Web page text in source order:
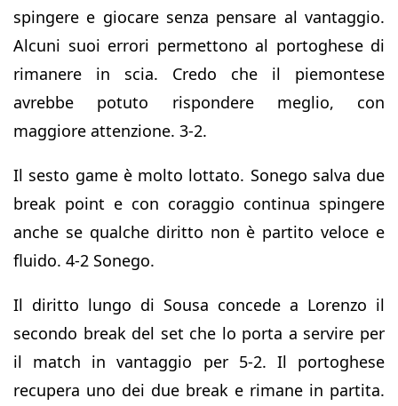
spingere e giocare senza pensare al vantaggio.
Alcuni suoi errori permettono al portoghese di
rimanere in scia. Credo che il piemontese
avrebbe potuto rispondere meglio, con
maggiore attenzione. 3-2.
Il sesto game è molto lottato. Sonego salva due
break point e con coraggio continua spingere
anche se qualche diritto non è partito veloce e
fluido. 4-2 Sonego.
Il diritto lungo di Sousa concede a Lorenzo il
secondo break del set che lo porta a servire per
il match in vantaggio per 5-2. Il portoghese
recupera uno dei due break e rimane in partita.